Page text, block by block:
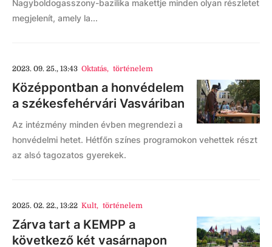
Nagyboldogasszony-bazilika makettje minden olyan részletet
megjelenít, amely la...
2023. 09. 25., 13:43 Oktatás, történelem
Középpontban a honvédelem
a székesfehérvári Vasváriban
Az intézmény minden évben megrendezi a
honvédelmi hetet. Hétfőn színes programokon vehettek részt
az alsó tagozatos gyerekek.
2025. 02. 22., 13:22 Kult, történelem
Zárva tart a KEMPP a
következő két vasárnapon